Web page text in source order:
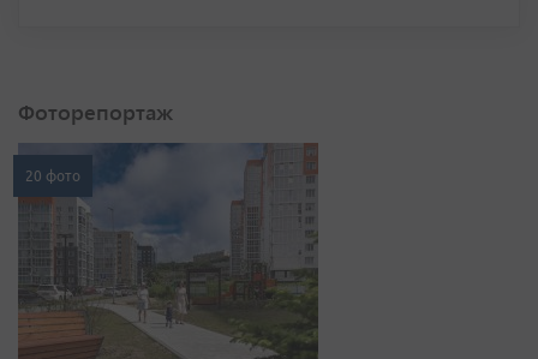
Фоторепортаж
20 фото